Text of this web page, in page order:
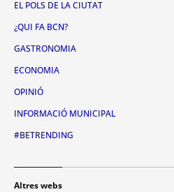
EL POLS DE LA CIUTAT
¿QUI FA BCN?
GASTRONOMIA
ECONOMIA
OPINIÓ
INFORMACIÓ MUNICIPAL
#BETRENDING
Altres webs